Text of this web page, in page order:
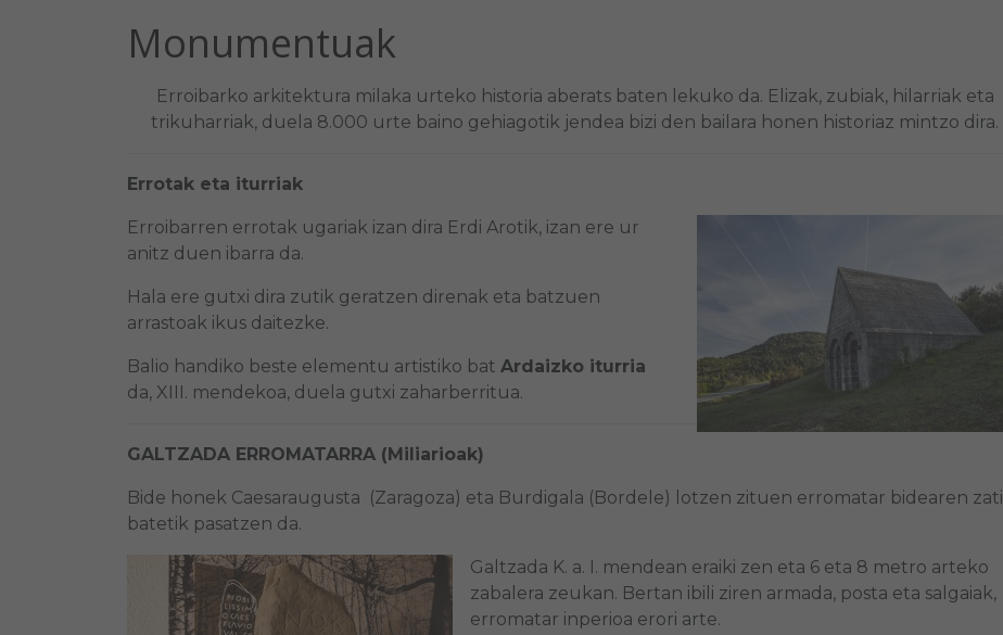
Monumentuak
Erroibarko arkitektura milaka urteko historia aberats baten lekuko da. Elizak, zubiak, hilarriak eta
trikuharriak, duela 8.000 urte baino gehiagotik jendea bizi den bailara honen historiaz mintzo dira.
Errotak eta iturriak
Erroibarren errotak ugariak izan dira Erdi Arotik, izan ere ur
anitz duen ibarra da.
Hala ere gutxi dira zutik geratzen direnak eta batzuen
arrastoak ikus daitezke.
Balio handiko beste elementu artistiko bat Ardaizko iturria
da, XIII. mendekoa, duela gutxi zaharberritua.
GALTZADA ERROMATARRA (Miliarioak)
Bide honek Caesaraugusta (Zaragoza) eta Burdigala (Bordele) lotzen zituen erromatar bidearen zati
batetik pasatzen da.
Galtzada K. a. I. mendean eraiki zen eta 6 eta 8 metro arteko
zabalera zeukan. Bertan ibili ziren armada, posta eta salgaiak,
erromatar inperioa erori arte.